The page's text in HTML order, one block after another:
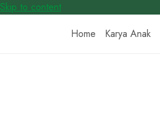
Skip to content
Home
Karya Anak